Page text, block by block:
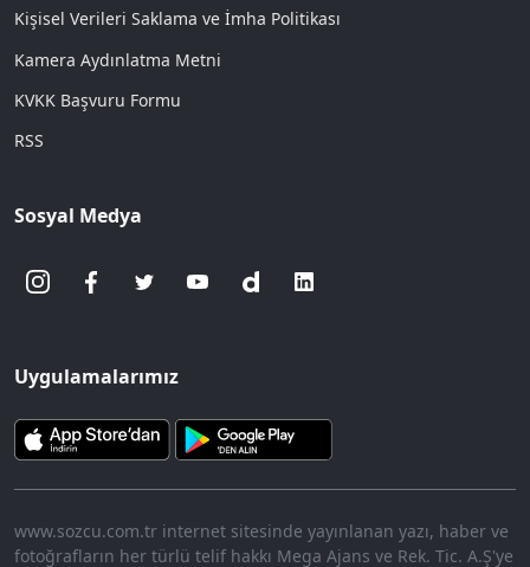
Kişisel Verileri Saklama ve İmha Politikası
Kamera Aydınlatma Metni
KVKK Başvuru Formu
RSS
Sosyal Medya
Uygulamalarımız
www.sozcu.com.tr internet sitesinde yayınlanan yazı, haber ve
fotoğrafların her türlü telif hakkı Mega Ajans ve Rek. Tic. A.Ş'ye